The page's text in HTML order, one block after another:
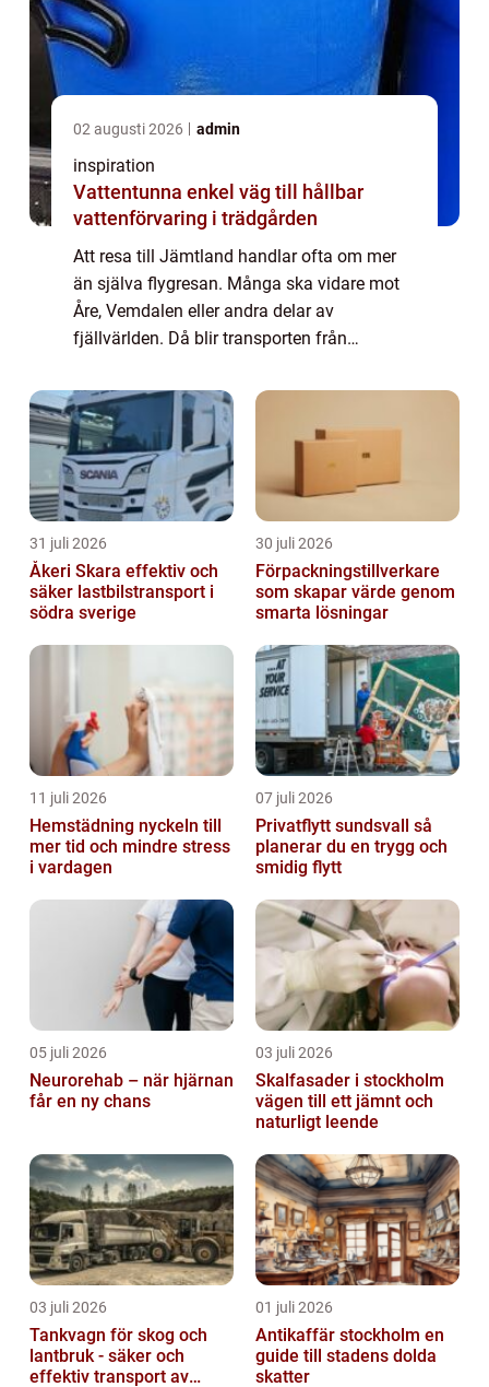
02 augusti 2026 admin
inspiration
Vattentunna enkel väg till hållbar
vattenförvaring i trädgården
Att resa till Jämtland handlar ofta om mer
än själva flygresan. Många ska vidare mot
Åre, Vemdalen eller andra delar av
fjällvärlden. Då blir transporten från
En flygtaxi östersund ger en direkt och
bekväm...
31 juli 2026
Åkeri Skara effektiv och
säker lastbilstransport i
södra sverige
30 juli 2026
Förpackningstillverkare
som skapar värde genom
smarta lösningar
11 juli 2026
Hemstädning nyckeln till
mer tid och mindre stress
i vardagen
07 juli 2026
Privatflytt sundsvall så
planerar du en trygg och
smidig flytt
05 juli 2026
Neurorehab – när hjärnan
får en ny chans
03 juli 2026
Skalfasader i stockholm
vägen till ett jämnt och
naturligt leende
03 juli 2026
Tankvagn för skog och
lantbruk - säker och
effektiv transport av
01 juli 2026
Antikaffär stockholm en
guide till stadens dolda
skatter